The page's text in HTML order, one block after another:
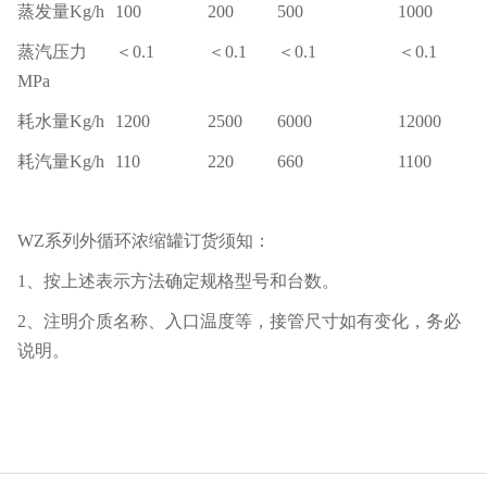
蒸发量Kg/h 100 200 500 1000
蒸汽压力
MPa
＜0.1 ＜0.1 ＜0.1 ＜0.1
耗水量Kg/h 1200 2500 6000 12000
耗汽量Kg/h 110 220 660 1100
WZ系列外循环浓缩罐订货须知：
1、按上述表示方法确定规格型号和台数。
2、注明介质名称、入口温度等，接管尺寸如有变化，务必
说明。